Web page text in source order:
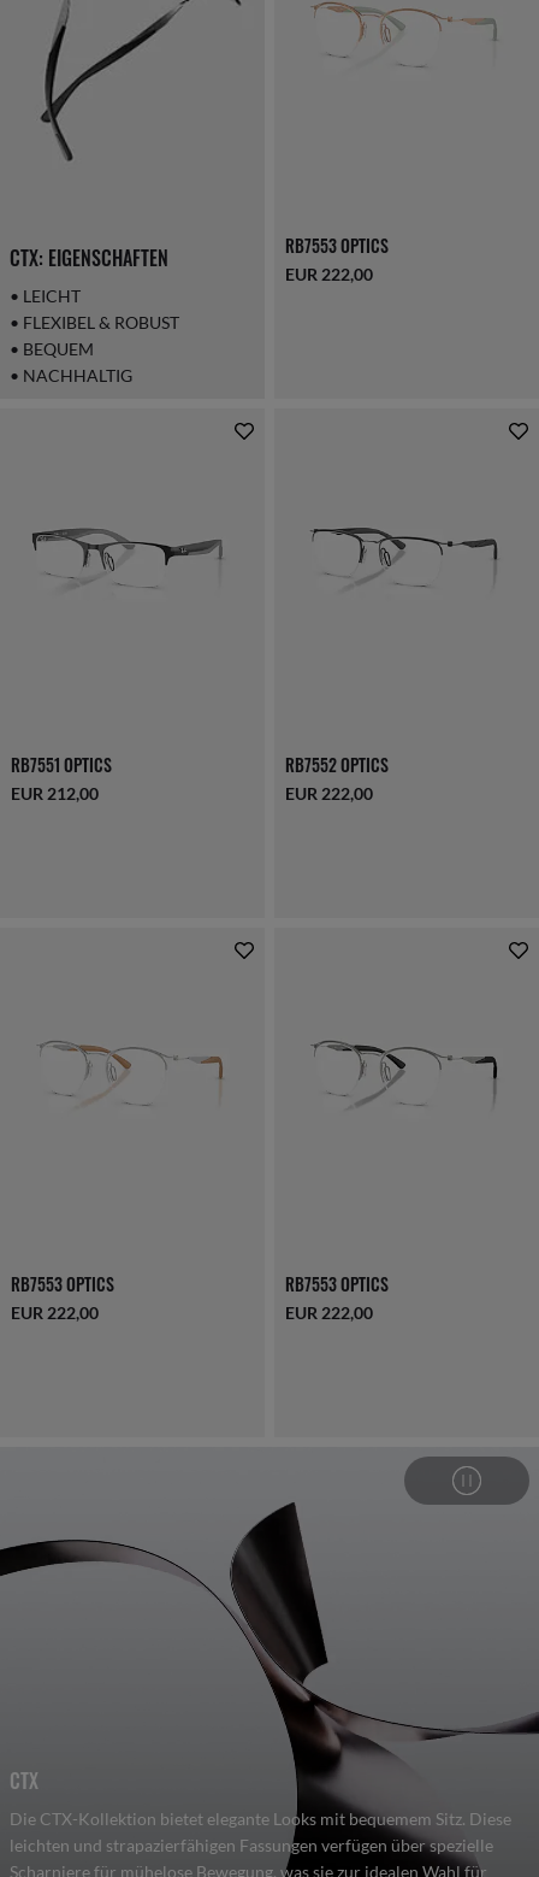
CTX: EIGENSCHAFTEN
• LEICHT
• FLEXIBEL & ROBUST
• BEQUEM
• NACHHALTIG
RB7553 OPTICS
EUR 222,00
RB7551 OPTICS
EUR 212,00
RB7552 OPTICS
EUR 222,00
RB7553 OPTICS
EUR 222,00
RB7553 OPTICS
EUR 222,00
CTX
Die CTX-Kollektion bietet elegante Looks mit bequemem Sitz. Diese
leichten und strapazierfähigen Fassungen verfügen über spezielle
Scharniere für mühelose Bewegung, was sie zur idealen Wahl für